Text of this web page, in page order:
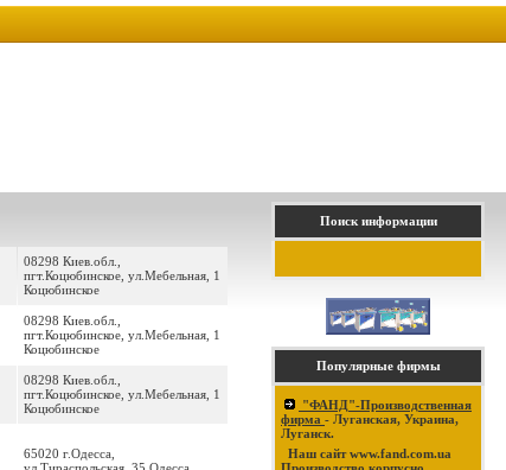
08298 Киев.обл.,
пгт.Коцюбинское, ул.Мебельная, 1
Коцюбинское
08298 Киев.обл.,
пгт.Коцюбинское, ул.Мебельная, 1
Коцюбинское
08298 Киев.обл.,
пгт.Коцюбинское, ул.Мебельная, 1
Коцюбинское
65020 г.Одесса,
Поиск информации
Популярные фирмы
"ФАНД"-Производственная
фирма - Луганская, Украина,
Луганск.
Наш сайт www.fand.com.ua